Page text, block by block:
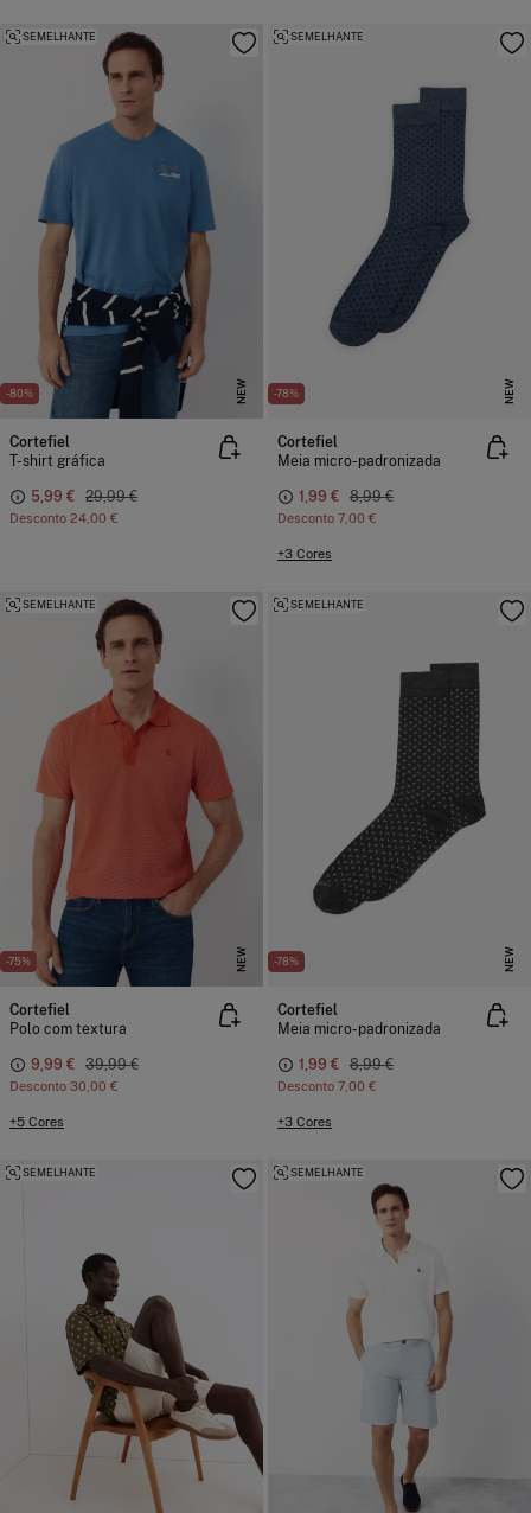
-80% NEW
SEMELHANTE
Cortefiel
T-shirt gráfica
5,99 € 29,99 €
Desconto 24,00 €
-78% NEW
SEMELHANTE
Cortefiel
Meia micro-padronizada
1,99 € 8,99 €
Desconto 7,00 €
+3 Cores
-75% NEW
SEMELHANTE
Cortefiel
Polo com textura
9,99 € 39,99 €
Desconto 30,00 €
+5 Cores
-78% NEW
SEMELHANTE
Cortefiel
Meia micro-padronizada
1,99 € 8,99 €
Desconto 7,00 €
+3 Cores
SEMELHANTE SEMELHANTE